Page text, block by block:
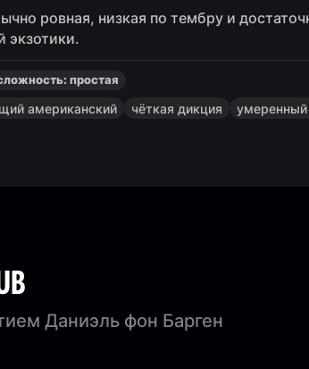
ровная, низкая по тембру и
экзотики.
простая
американский чёткая дикция
Даниэль фон Барген